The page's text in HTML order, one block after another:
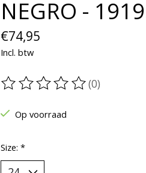
NEGRO -
€74,95
Incl. btw
De beoordeling van dit
(0)
Op voorraad
Size: *